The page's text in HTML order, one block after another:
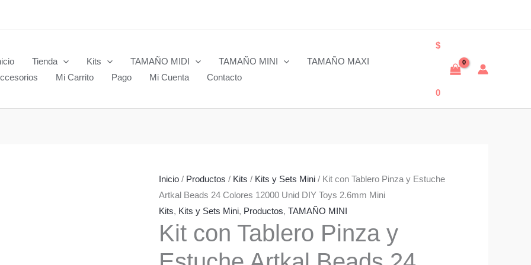
Tienda Kits TAMAÑO MIDI TAMAÑO MINI
TAMAÑO MAXI
Mi Carrito Pago Mi Cuenta Contacto
$
0
Inicio / Productos / Kits / Kits y Sets Mini / Kit con Tablero Pinza y Estuche
Artkal Beads 24 Colores 12000 Unid DIY Toys 2.6mm Mini
Kits, Kits y Sets Mini, Productos,TAMAÑO MINI
Kit con Tablero Pinza y